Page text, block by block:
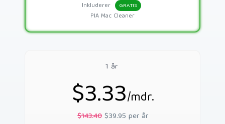
Inkluderer GRATIS
PIA Mac Cleaner
1 år
$3.33/mdr.
$143.40$39.95 per år